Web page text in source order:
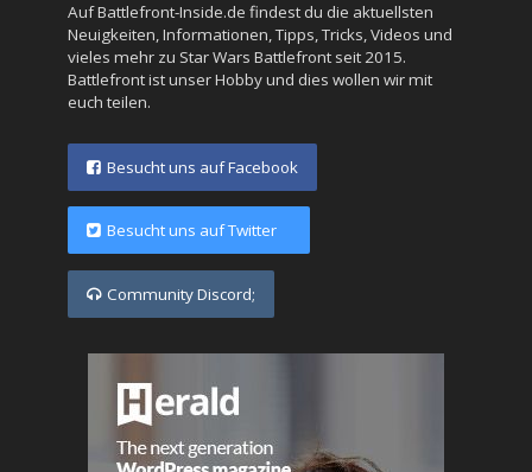
Auf Battlefront-Inside.de findest du die aktuellsten
Neuigkeiten, Informationen, Tipps, Tricks, Videos und
vieles mehr zu Star Wars Battlefront seit 2015.
Battlefront ist unser Hobby und dies wollen wir mit
euch teilen.
Besucht uns auf Facebook
Besucht uns auf Twitter
Community Discord;